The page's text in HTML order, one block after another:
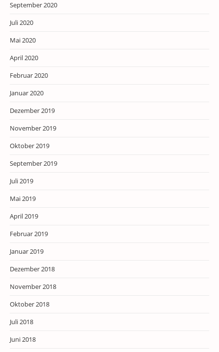
September 2020
Juli 2020
Mai 2020
April 2020
Februar 2020
Januar 2020
Dezember 2019
November 2019
Oktober 2019
September 2019
Juli 2019
Mai 2019
April 2019
Februar 2019
Januar 2019
Dezember 2018
November 2018
Oktober 2018
Juli 2018
Juni 2018